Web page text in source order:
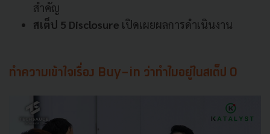
สำคัญ
สเต็ป 5 Disclosure เปิดเผยผลการดำเนินงาน
ทำความเข้าใจเรื่อง Buy-in ว่าทำไมอยู่ในสเต็ป 0